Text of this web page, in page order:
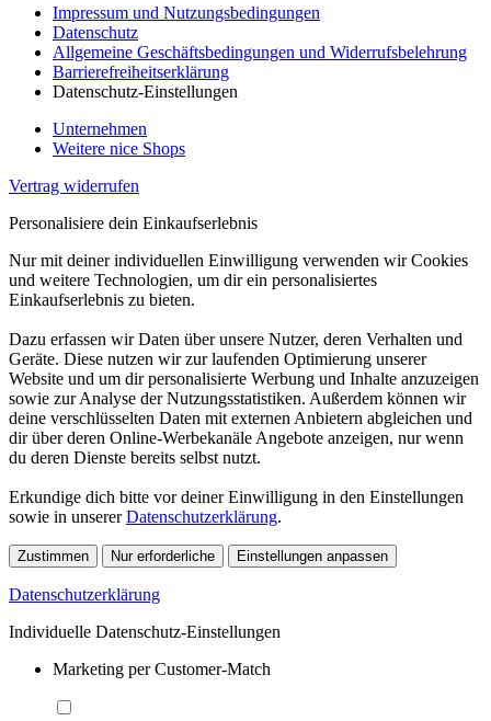
Impressum und Nutzungsbedingungen
Datenschutz
Allgemeine Geschäftsbedingungen und Widerrufsbelehrung
Barrierefreiheitserklärung
Datenschutz-Einstellungen
Unternehmen
Weitere nice Shops
Vertrag widerrufen
Personalisiere dein Einkaufserlebnis
Nur mit deiner individuellen Einwilligung verwenden wir Cookies
und weitere Technologien, um dir ein personalisiertes
Einkaufserlebnis zu bieten.
Dazu erfassen wir Daten über unsere Nutzer, deren Verhalten und
Geräte. Diese nutzen wir zur laufenden Optimierung unserer
Website und um dir personalisierte Werbung und Inhalte anzuzeigen
sowie zur Analyse der Nutzungsstatistiken. Außerdem können wir
deine verschlüsselten Daten mit externen Anbietern abgleichen und
dir über deren Online-Werbekanäle Angebote anzeigen, nur wenn
du deren Dienste bereits selbst nutzt.
Erkundige dich bitte vor deiner Einwilligung in den Einstellungen
sowie in unsererDatenschutzerklärung.
Zustimmen Nur erforderliche Einstellungen anpassen
Datenschutzerklärung
Individuelle Datenschutz-Einstellungen
Marketing per Customer-Match